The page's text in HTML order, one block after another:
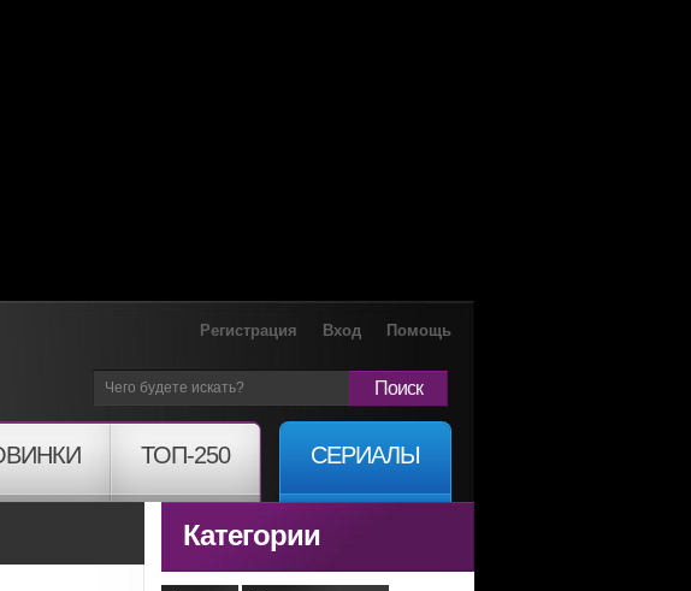
Регистрация Вход Помощь
Поиск
ТОП-250 СЕРИАЛЫ
Категории